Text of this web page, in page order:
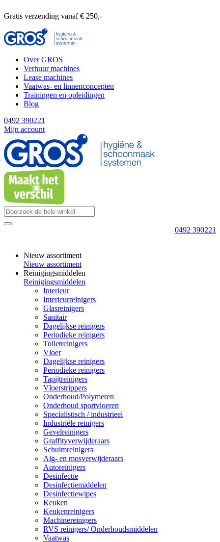
Gratis verzending vanaf € 250,-
Over GROS
Verhuur machines
Lease machines
Vaatwas- en linnenconcepten
Trainingen en opleidingen
Blog
0492 390221
Mijn account
0492 390221
Nieuw assortiment
Nieuw assortiment
Reinigingsmiddelen
Reinigingsmiddelen
Interieur
Interieurreinigers
Glasreinigers
Sanitair
Dagelijkse reinigers
Periodieke reinigers
Toiletreinigers
Vloer
Dagelijkse reinigers
Periodieke reinigers
Tapijtreinigers
Vloerstrippers
Onderhoud/Polymeren
Onderhoud sportvloeren
Specialistisch / industrieel
Industriële reinigers
Gevelreinigers
Graffityverwijderaars
Schuimreinigers
Alg- en mosverwijderaars
Autoreinigers
Desinfectie
Desinfectiemiddelen
Desinfectiewipes
Keuken
Keukenreinigers
Machinereinigers
RVS reinigers/ Onderhoudsmiddelen
Vaatwas